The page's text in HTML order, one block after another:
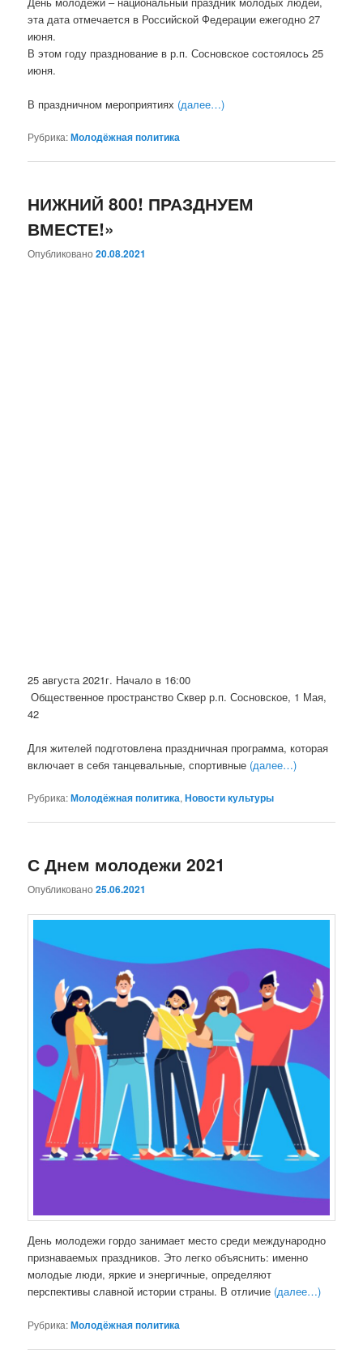
эта дата отмечается в Российской Федерации ежегодно 27
июня.
В этом году празднование в р.п. Сосновское состоялось 25
июня.
В праздничном мероприятиях (далее…)
Рубрика:Молодёжная политика
НИЖНИЙ 800! ПРАЗДНУЕМ
ВМЕСТЕ!»
Опубликовано20.08.2021
25 августа 2021г. Начало в 16:00
Общественное пространство Сквер р.п. Сосновское, 1 Мая,
42
Для жителей подготовлена праздничная программа, которая
включает в себя танцевальные, спортивные (далее…)
Рубрика:Молодёжная политика,Новости культуры
С Днем молодежи 2021
Опубликовано25.06.2021
День молодежи гордо занимает место среди международно
признаваемых праздников. Это легко объяснить: именно
молодые люди, яркие и энергичные, определяют
перспективы славной истории страны. В отличие (далее…)
Рубрика:Молодёжная политика